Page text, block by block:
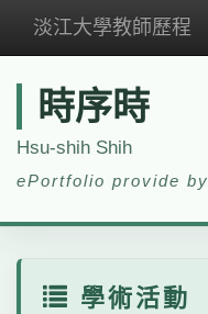
淡江大學教師歷程
時序時
Hsu-shih Shih
ePortfolio provide by
學術活動